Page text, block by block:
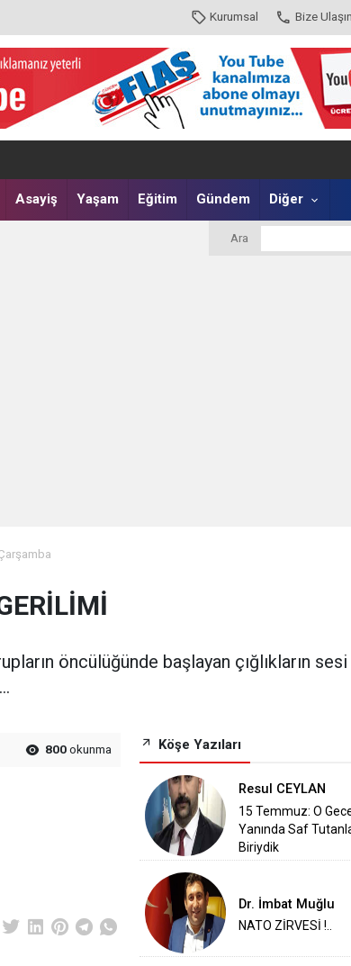
Kurumsal Bize Ulaşın
Asayiş Yaşam Eğitim Gündem Diğer
Ara
öncülüğünde başlayan çığlıkların
800okunma Köşe Yazıları
Resul CEYLAN
15 Temmuz: O
Yanında Saf
Biriydik
Dr. İmbat Muğlu
NATO ZİRVESİ !..